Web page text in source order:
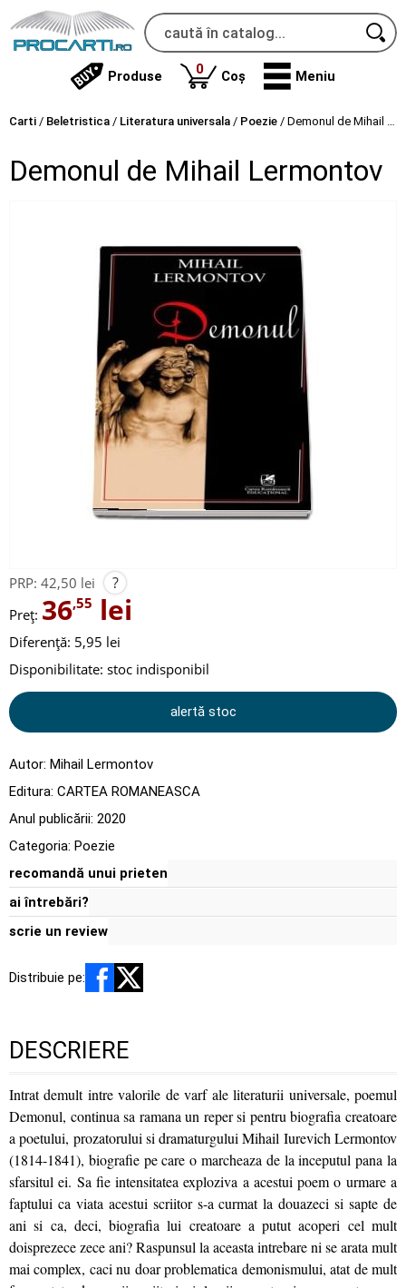
Produse 0produse
Coș Meniu
Carti / Beletristica / Literatura universala / Poezie / Demonul de Mihail Lermontov
Demonul de Mihail Lermontov
PRP: 42,50 lei ?
Preț: 36,55 lei
Diferență: 5,95 lei
Disponibilitate: stoc indisponibil
alertă stoc
Autor: Mihail Lermontov
Editura: CARTEA ROMANEASCA
Anul publicării: 2020
Categoria: Poezie
recomandă unui prieten
ai întrebări?
scrie un review
Distribuie pe:
DESCRIERE
Intrat demult intre valorile de varf ale literaturii universale, poemul
Demonul, continua sa ramana un reper si pentru biografia creatoare
a poetului, prozatorului si dramaturgului Mihail Iurevich Lermontov
(1814-1841), biografie pe care o marcheaza de la inceputul pana la
sfarsitul ei. Sa fie intensitatea exploziva a acestui poem o urmare a
faptului ca viata acestui scriitor s-a curmat la douazeci si sapte de
ani si ca, deci, biografia lui creatoare a putut acoperi cel mult
doisprezece zece ani? Raspunsul la aceasta intrebare ni se arata mult
mai complex, caci nu doar problematica demonismului, atat de mult